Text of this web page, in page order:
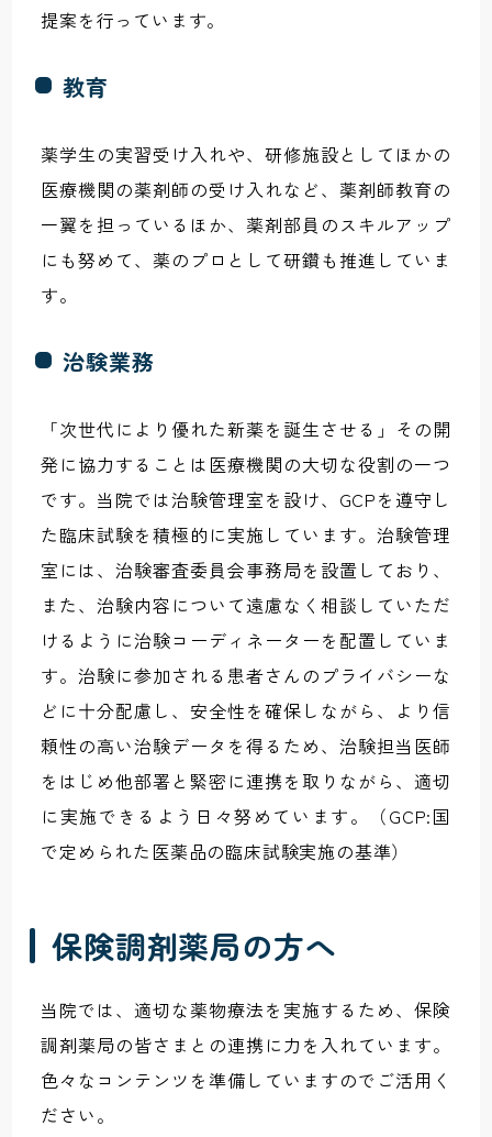
提案を行っています。
教育
薬学生の実習受け入れや、研修施設としてほかの
医療機関の薬剤師の受け入れなど、薬剤師教育の
一翼を担っているほか、薬剤部員のスキルアップ
にも努めて、薬のプロとして研鑽も推進していま
す。
治験業務
「次世代により優れた新薬を誕生させる」その開
発に協力することは医療機関の大切な役割の一つ
です。当院では治験管理室を設け、GCPを遵守し
た臨床試験を積極的に実施しています。治験管理
室には、治験審査委員会事務局を設置しており、
また、治験内容について遠慮なく相談していただ
けるように治験コーディネーターを配置していま
す。治験に参加される患者さんのプライバシーな
どに十分配慮し、安全性を確保しながら、より信
頼性の高い治験データを得るため、治験担当医師
をはじめ他部署と緊密に連携を取りながら、適切
に実施できるよう日々努めています。（GCP:国
で定められた医薬品の臨床試験実施の基準）
保険調剤薬局の方へ
当院では、適切な薬物療法を実施するため、保険
調剤薬局の皆さまとの連携に力を入れています。
色々なコンテンツを準備していますのでご活用く
ださい。